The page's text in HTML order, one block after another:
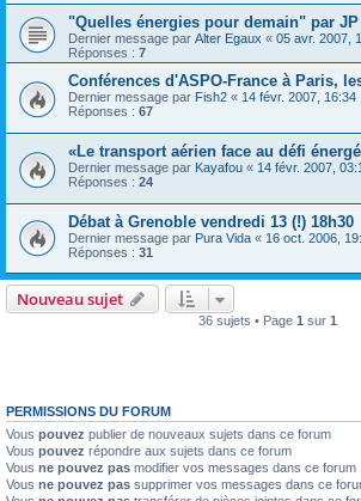
"Quelles énergies pour demain" par JP
Dernier message par Alter Egaux « 05 avr. 2007,
Réponses : 7
Conférences d'ASPO-France à Paris,
Dernier message par Fish2 « 14 févr. 2007, 16:34
Réponses : 67
«Le transport aérien face au défi
Dernier message par Kayafou « 14 févr. 2007,
Réponses : 24
Débat à Grenoble vendredi 13 (!) 18h30
Dernier message par Pura Vida « 16 oct. 2006,
Réponses : 31
Nouveau sujet
36 sujets • Page 1 sur 1
PERMISSIONS DU FORUM
Vous pouvez publier de nouveaux sujets dans ce forum
Vous pouvez répondre aux sujets dans ce forum
Vous ne pouvez pas modifier vos messages dans ce forum
Vous ne pouvez pas supprimer vos messages dans ce